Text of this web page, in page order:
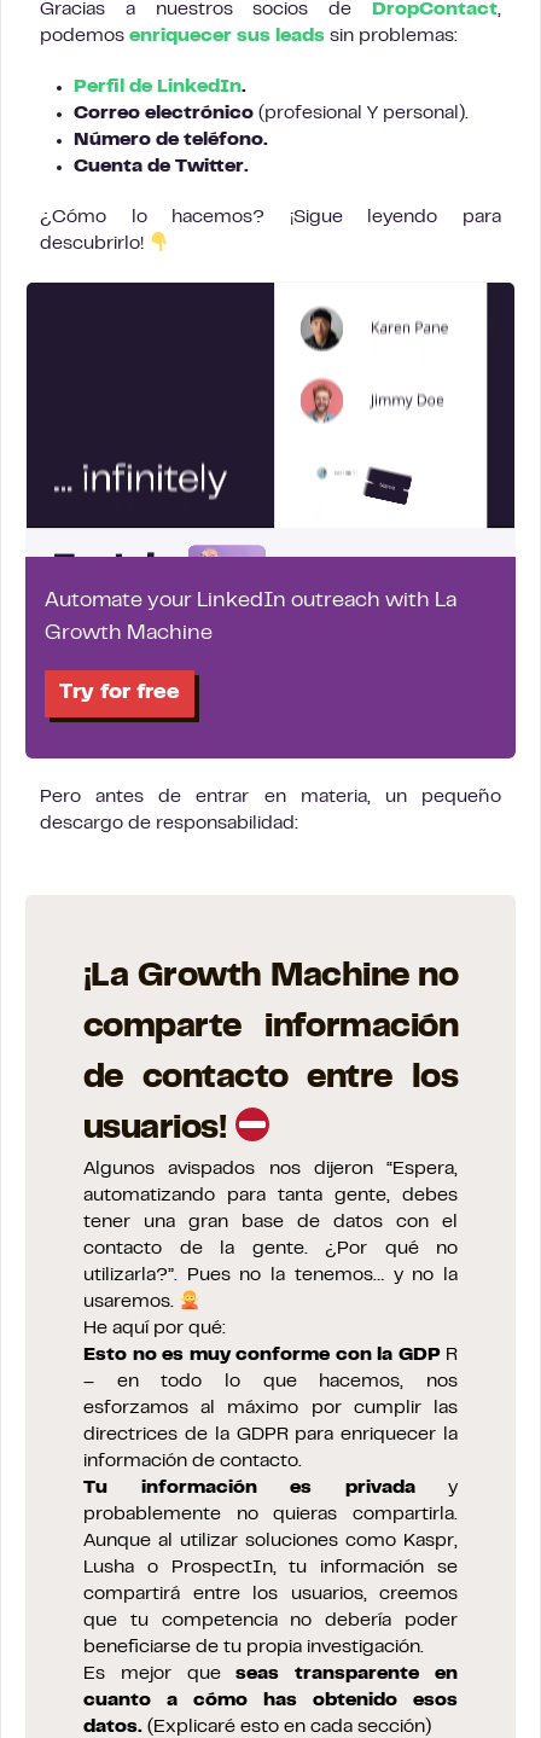
Gracias a nuestros socios de DropContact,
podemos enriquecer sus leads sin problemas:
Perfil de LinkedIn.
Correo electrónico (profesional Y personal).
Número de teléfono.
Cuenta de Twitter.
¿Cómo lo hacemos? ¡Sigue leyendo para
descubrirlo!
Automate your LinkedIn outreach with La
Growth Machine
Try for free
Pero antes de entrar en materia, un pequeño
descargo de responsabilidad:
¡La Growth Machine no
comparte información
de contacto entre los
usuarios!
Algunos avispados nos dijeron “Espera,
automatizando para tanta gente, debes
tener una gran base de datos con el
contacto de la gente. ¿Por qué no
utilizarla?”. Pues no la tenemos… y no la
usaremos.
He aquí por qué:
Esto no es muy conforme con la GDPR
– en todo lo que hacemos, nos
esforzamos al máximo por cumplir las
directrices de la GDPR para enriquecer la
información de contacto.
Tu información es privaday
probablemente no quieras compartirla.
Aunque al utilizar soluciones como Kaspr,
Lusha o ProspectIn, tu información se
compartirá entre los usuarios, creemos
que tu competencia no debería poder
beneficiarse de tu propia investigación.
Es mejor queseas transparente en
cuanto a cómo has obtenido esos
datos. (Explicaré esto en cada sección)